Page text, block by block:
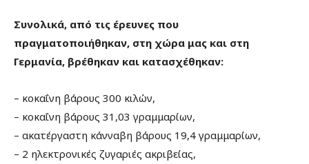
Συνολικά, από τις έρευνες που
πραγματοποιήθηκαν, στη χώρα μας και στη
Γερμανία, βρέθηκαν και κατασχέθηκαν:
– κοκαΐνη βάρους 300 κιλών,
– κοκαΐνη βάρους 31,03 γραμμαρίων,
– ακατέργαστη κάνναβη βάρους 19,4 γραμμαρίων,
– 2 ηλεκτρονικές ζυγαριές ακριβείας,